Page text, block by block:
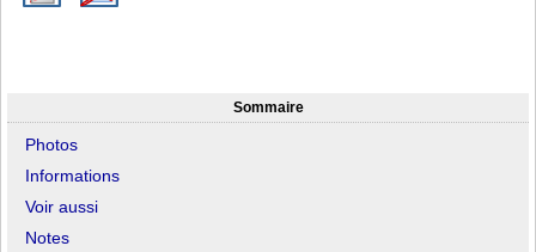
Sommaire
Photos
Informations
Voir aussi
Notes